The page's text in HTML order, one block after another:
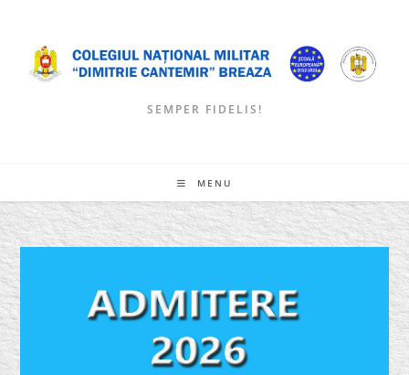
content
SEMPER FIDELIS!
MENU